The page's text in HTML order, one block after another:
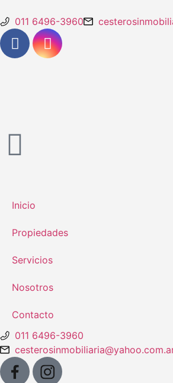
011 6496-3960
Inicio
Propiedades
Servicios
Nosotros
Contacto
011 6496-3960